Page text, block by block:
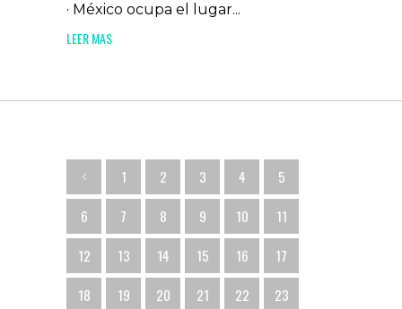
· México ocupa el lugar...
LEER MAS
1 2 3 4
5
6
7 8 9 10
11
12
13 14 15 16
17
18
19 20 21 22 23